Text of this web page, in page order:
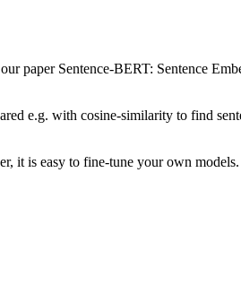
paper Sentence-BERT: Sentence
e.g. with cosine-similarity to find
it is easy to fine-tune your own